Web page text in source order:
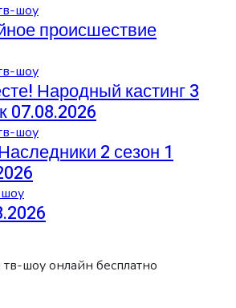
шоу
происшествие
шоу
Народный кастинг 3
07.08.2026
шоу
2 сезон 1
шоу онлайн бесплатно